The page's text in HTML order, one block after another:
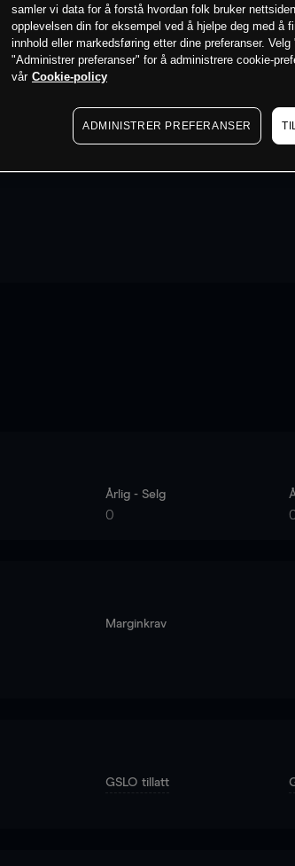
Årlig - Selg
0
Marginkrav
GSLO tillatt
samler vi data for å forstå hvordan folk bruker
opplevelsen din for eksempel ved å hjelpe deg med å
innhold eller markedsføring etter dine preferanser.
"Administrer preferanser" for å administrere cookie-
vår Cookie-policy
ADMINISTRER PREFERANSER